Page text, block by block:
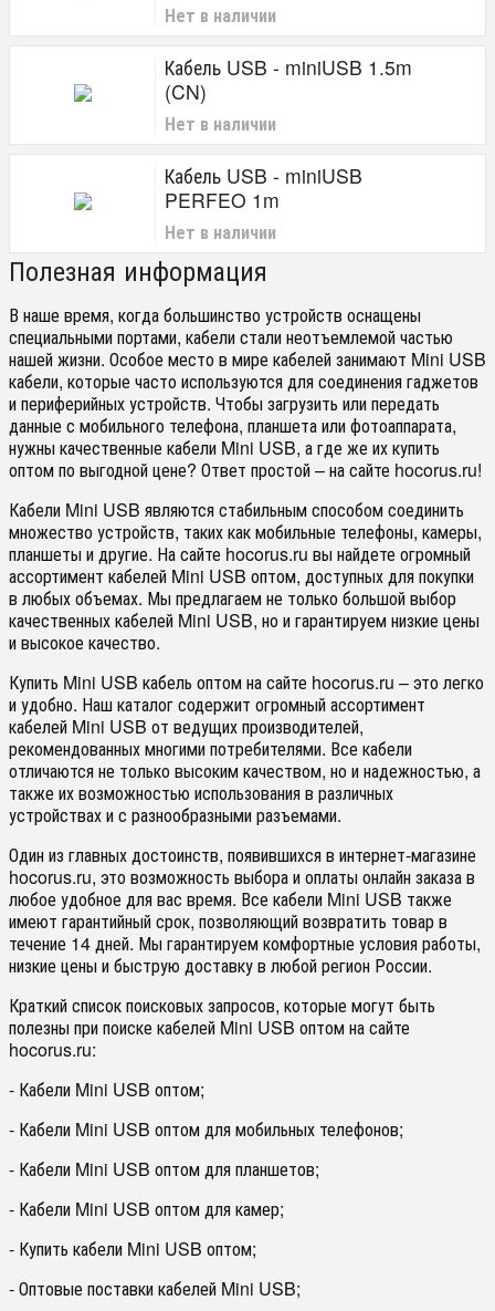
Нет в наличии
Кабель USB - miniUSB 1.5m
(CN)
Нет в наличии
Кабель USB - miniUSB
PERFEO 1m
Нет в наличии
Полезная информация
В наше время, когда большинство устройств оснащены
специальными портами, кабели стали неотъемлемой частью
нашей жизни. Особое место в мире кабелей занимают Mini USB
кабели, которые часто используются для соединения гаджетов
и периферийных устройств. Чтобы загрузить или передать
данные с мобильного телефона, планшета или фотоаппарата,
нужны качественные кабели Mini USB, а где же их купить
оптом по выгодной цене? Ответ простой – на сайте hocorus.ru!
Кабели Mini USB являются стабильным способом соединить
множество устройств, таких как мобильные телефоны, камеры,
планшеты и другие. На сайте hocorus.ru вы найдете огромный
ассортимент кабелей Mini USB оптом, доступных для покупки
в любых объемах. Мы предлагаем не только большой выбор
качественных кабелей Mini USB, но и гарантируем низкие цены
и высокое качество.
Купить Mini USB кабель оптом на сайте hocorus.ru – это легко
и удобно. Наш каталог содержит огромный ассортимент
кабелей Mini USB от ведущих производителей,
рекомендованных многими потребителями. Все кабели
отличаются не только высоким качеством, но и надежностью, а
также их возможностью использования в различных
устройствах и с разнообразными разъемами.
Один из главных достоинств, появившихся в интернет-магазине
hocorus.ru, это возможность выбора и оплаты онлайн заказа в
любое удобное для вас время. Все кабели Mini USB также
имеют гарантийный срок, позволяющий возвратить товар в
течение 14 дней. Мы гарантируем комфортные условия работы,
низкие цены и быструю доставку в любой регион России.
Краткий список поисковых запросов, которые могут быть
полезны при поиске кабелей Mini USB оптом на сайте
hocorus.ru:
- Кабели Mini USB оптом;
- Кабели Mini USB оптом для мобильных телефонов;
- Кабели Mini USB оптом для планшетов;
- Кабели Mini USB оптом для камер;
- Купить кабели Mini USB оптом;
- Оптовые поставки кабелей Mini USB;